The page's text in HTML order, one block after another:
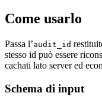
Come usarlo
Passa l’audit_id
stesso id può essere
cachati lato server ed
Schema di input